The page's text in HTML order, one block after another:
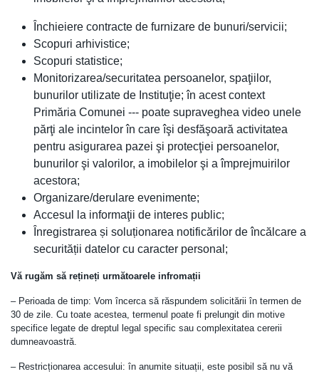
Închieiere contracte de furnizare de bunuri/servicii;
Scopuri arhivistice;
Scopuri statistice;
Monitorizarea/securitatea persoanelor, spaţiilor,
bunurilor utilizate de Instituţie; în acest context
Primăria Comunei --- poate supraveghea video unele
părţi ale incintelor în care îşi desfăşoară activitatea
pentru asigurarea pazei şi protecţiei persoanelor,
bunurilor şi valorilor, a imobilelor şi a împrejmuirilor
acestora;
Organizare/derulare evenimente;
Accesul la informaţii de interes public;
Înregistrarea și soluționarea notificărilor de încălcare a
securității datelor cu caracter personal;
Vă rugăm să rețineți următoarele infromații
– Perioada de timp: Vom încerca să răspundem solicitării în termen de
30 de zile. Cu toate acestea, termenul poate fi prelungit din motive
specifice legate de dreptul legal specific sau complexitatea cererii
dumneavoastră.
– Restricționarea accesului: în anumite situații, este posibil să nu vă